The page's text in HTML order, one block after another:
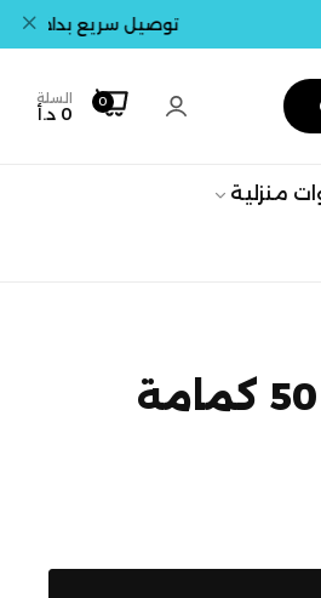
توصيل سريع بداخل عمان .
السلة
0 د.أ
0
منزلية